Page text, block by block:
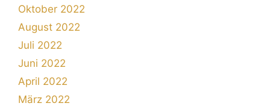
Oktober 2022
August 2022
Juli 2022
Juni 2022
April 2022
März 2022